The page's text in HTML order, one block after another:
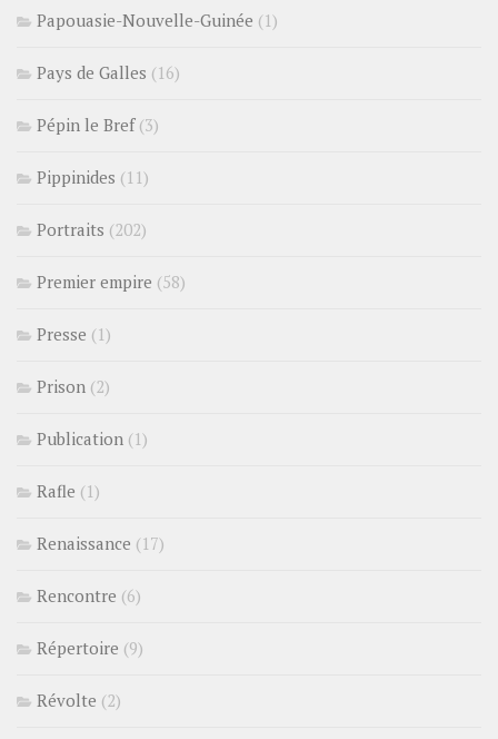
Papouasie-Nouvelle-Guinée (1)
Pays de Galles (16)
Pépin le Bref(3)
Pippinides (11)
Portraits (202)
Premier empire (58)
Presse (1)
Prison (2)
Publication (1)
Rafle (1)
Renaissance (17)
Rencontre (6)
Répertoire (9)
Révolte (2)